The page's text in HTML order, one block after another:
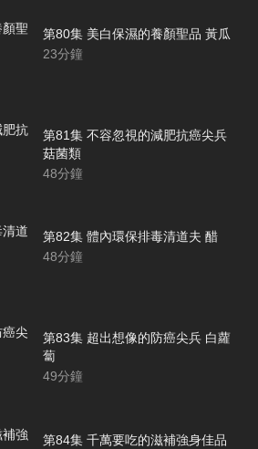
第80集 美白保濕的養顏聖品 黃瓜
23分鐘
第81集 不容忽視的減肥抗癌尖兵
菇菌類
48分鐘
第82集 體內環保排毒清道夫 醋
48分鐘
第83集 超出想像的防癌尖兵 白蘿
蔔
49分鐘
第84集 千萬要吃的滋補強身佳品